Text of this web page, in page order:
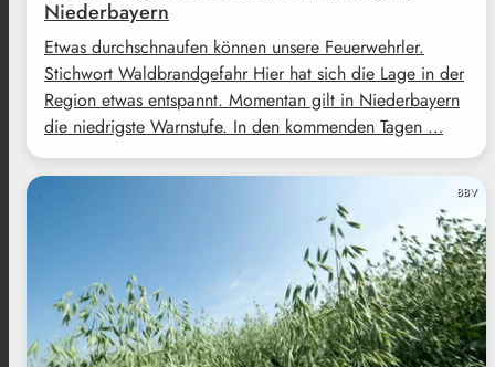
Niederbayern
Etwas durchschnaufen können unsere Feuerwehrler.
Stichwort Waldbrandgefahr Hier hat sich die Lage in der
Region etwas entspannt. Momentan gilt in Niederbayern
die niedrigste Warnstufe. In den kommenden Tagen …
BBV